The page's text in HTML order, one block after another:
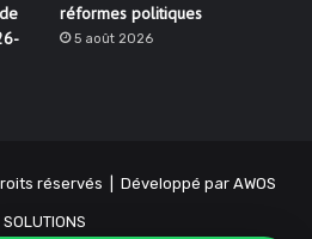
réformes politiques
5 août 2026
réservés | Développé par AWOS
SOLUTIONS